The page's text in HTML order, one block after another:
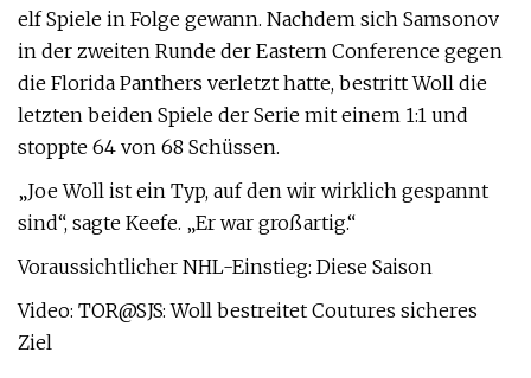
elf Spiele in Folge gewann. Nachdem sich Samsonov
in der zweiten Runde der Eastern Conference gegen
die Florida Panthers verletzt hatte, bestritt Woll die
letzten beiden Spiele der Serie mit einem 1:1 und
stoppte 64 von 68 Schüssen.
„Joe Woll ist ein Typ, auf den wir wirklich gespannt
sind“, sagte Keefe. „Er war großartig.“
Voraussichtlicher NHL-Einstieg: Diese Saison
Video: TOR@SJS: Woll bestreitet Coutures sicheres
Ziel